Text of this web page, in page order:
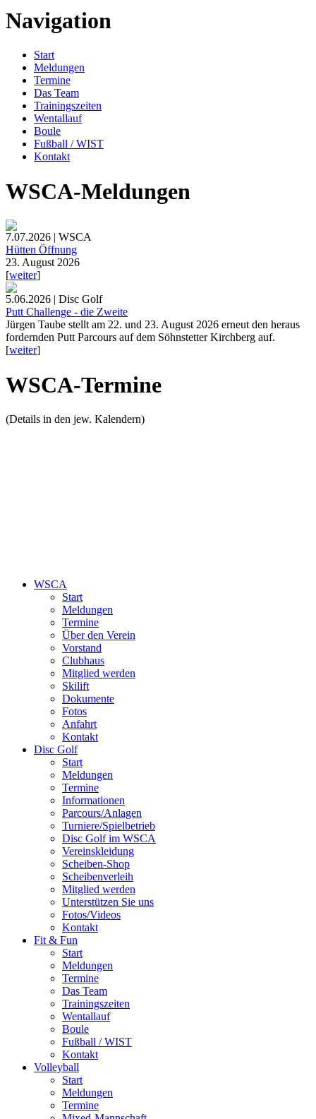
Navigation
Start
Meldungen
Termine
Das Team
Trainingszeiten
Wentallauf
Boule
Fußball / WIST
Kontakt
WSCA-Meldungen
7.07.2026 | WSCA
Hütten Öffnung
23. August 2026
[weiter]
5.06.2026 | Disc Golf
Putt Challenge - die Zweite
Jürgen Taube stellt am 22. und 23. August 2026 erneut den heraus
fordernden Putt Parcours auf dem Söhnstetter Kirchberg auf.
[weiter]
WSCA-Termine
(Details in den jew. Kalendern)
WSCA
Start
Meldungen
Termine
Über den Verein
Vorstand
Clubhaus
Mitglied werden
Skilift
Dokumente
Fotos
Anfahrt
Kontakt
Disc Golf
Start
Meldungen
Termine
Informationen
Parcours/Anlagen
Turniere/Spielbetrieb
Disc Golf im WSCA
Vereinskleidung
Scheiben-Shop
Scheibenverleih
Mitglied werden
Unterstützen Sie uns
Fotos/Videos
Kontakt
Fit & Fun
Start
Meldungen
Termine
Das Team
Trainingszeiten
Wentallauf
Boule
Fußball / WIST
Kontakt
Volleyball
Start
Meldungen
Termine